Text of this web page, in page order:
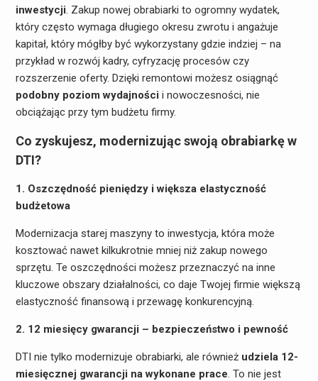
inwestycji. Zakup nowej obrabiarki to ogromny wydatek,
który często wymaga długiego okresu zwrotu i angażuje
kapitał, który mógłby być wykorzystany gdzie indziej – na
przykład w rozwój kadry, cyfryzację procesów czy
rozszerzenie oferty. Dzięki remontowi możesz osiągnąć
podobny poziom wydajności i nowoczesności, nie
obciążając przy tym budżetu firmy.
Co zyskujesz, modernizując swoją obrabiarkę w
DTI?
1. Oszczędność pieniędzy i większa elastyczność
budżetowa
Modernizacja starej maszyny to inwestycja, która może
kosztować nawet kilkukrotnie mniej niż zakup nowego
sprzętu. Te oszczędności możesz przeznaczyć na inne
kluczowe obszary działalności, co daje Twojej firmie większą
elastyczność finansową i przewagę konkurencyjną.
2. 12 miesięcy gwarancji – bezpieczeństwo i pewność
DTI nie tylko modernizuje obrabiarki, ale również udziela 12-
miesięcznej gwarancji na wykonane prace. To nie jest